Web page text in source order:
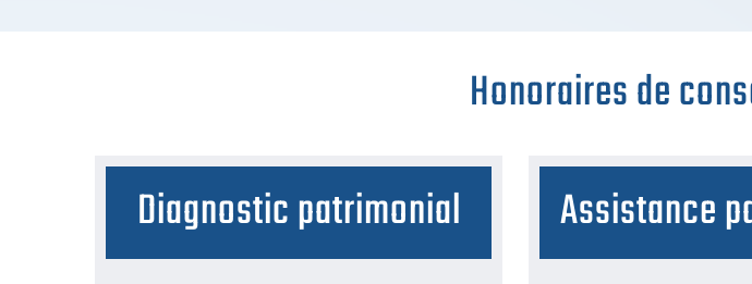
Honoraires de
Diagnostic patrimonial
Assistance